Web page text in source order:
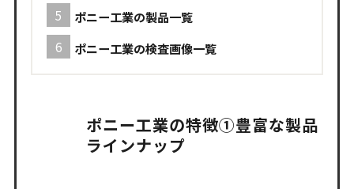
ポニー工業の製品一覧
ポニー工業の検査画像一覧
ポニー工業の特徴①豊富な製品
ラインナップ